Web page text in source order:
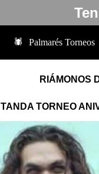
Palmarés Torneos
RIÁMONOS
TANDA TORNEO